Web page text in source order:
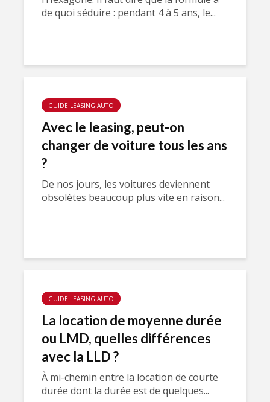
de quoi séduire : pendant 4 à 5 ans, le...
GUIDE LEASING AUTO
Avec le leasing, peut-on
changer de voiture tous les ans
?
De nos jours, les voitures deviennent
obsolètes beaucoup plus vite en raison...
GUIDE LEASING AUTO
La location de moyenne durée
ou LMD, quelles différences
avec la LLD ?
À mi-chemin entre la location de courte
durée dont la durée est de quelques...